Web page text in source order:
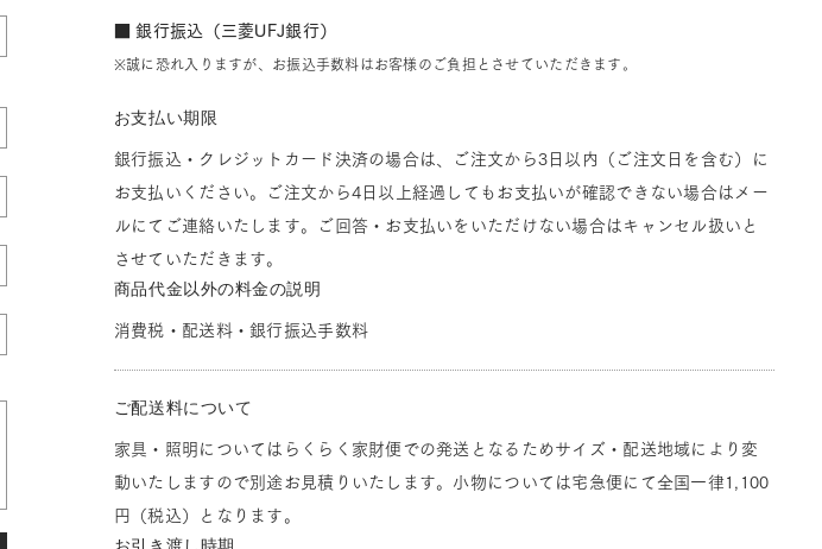
■ 銀行振込（三菱UFJ銀行）
※誠に恐れ入りますが、お振込手数料はお客様のご負担とさせていただきます。
お支払い期限
銀行振込・クレジットカード決済の場合は、ご注文から3日以内（ご注文日を含む）に
お支払いください。ご注文から4日以上経過してもお支払いが確認できない場合はメー
ルにてご連絡いたします。ご回答・お支払いをいただけない場合はキャンセル扱いと
させていただきます。
商品代金以外の料金の説明
消費税・配送料・銀行振込手数料
ご配送料について
家具・照明についてはらくらく家財便での発送となるためサイズ・配送地域により変
動いたしますので別途お見積りいたします。小物については宅急便にて全国一律1,100
円（税込）となります。